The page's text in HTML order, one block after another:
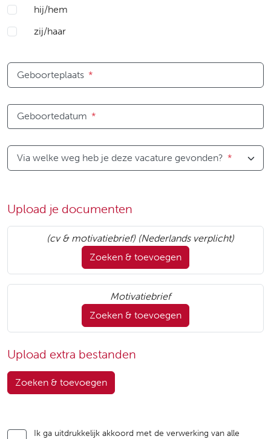
hij/hem
zij/haar
Geboorteplaats *
Geboortedatum *
Via welke weg heb je deze vacature gevonden? *
Upload je documenten
(cv & motivatiebrief) (Nederlands verplicht)
Zoeken & toevoegen
Motivatiebrief
Zoeken & toevoegen
Upload extra bestanden
Zoeken & toevoegen
Ik ga uitdrukkelijk akkoord met de verwerking van alle